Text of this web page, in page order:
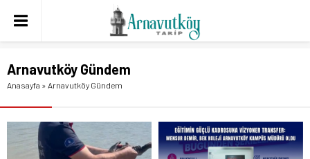
Arnavutköy Gündem
Anasayfa » Arnavutköy Gündem